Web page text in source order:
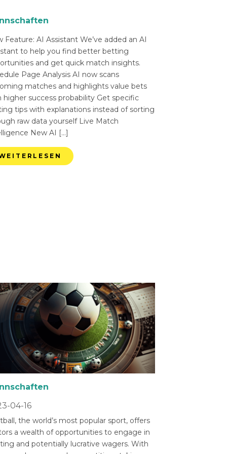
Feature: AI Assistant We’ve added an AI
to help you find better betting
and get quick match insights.
Page Analysis AI now scans
matches and highlights value bets
higher success probability Get specific
tips with explanations instead of sorting
raw data yourself Live Match
New AI […]
04-16
the world’s most popular sport, offers
a wealth of opportunities to engage in
and potentially lucrative wagers. With